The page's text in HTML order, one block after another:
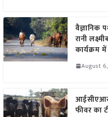
वैज्ञानिक
रानी
कार्यक्रम
August
आईसीएआर
फीवर का